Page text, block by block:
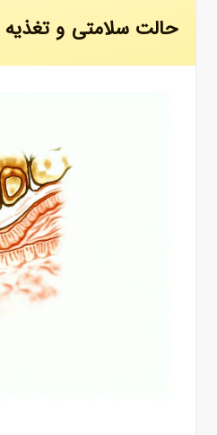
حالت سلامتی و تغذیه